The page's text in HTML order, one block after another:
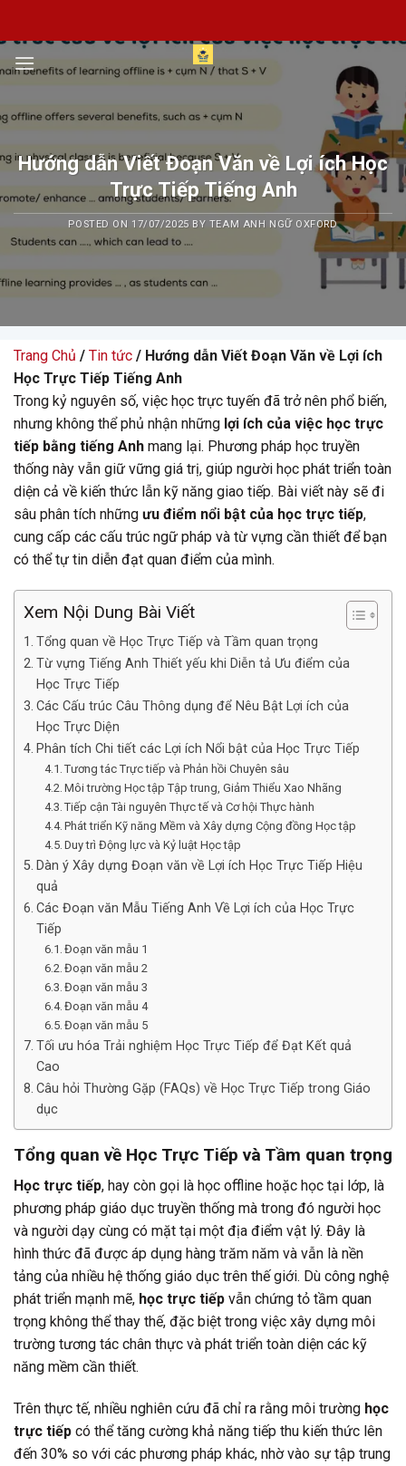
content
Hướng dẫn Viết Đoạn Văn về Lợi ích Học
Trực Tiếp Tiếng Anh
POSTED ON 17/07/2025 BY TEAM ANH NGỮ OXFORD
Trang Chủ / Tin tức / Hướng dẫn Viết Đoạn Văn về Lợi ích
Học Trực Tiếp Tiếng Anh
Trong kỷ nguyên số, việc học trực tuyến đã trở nên phổ biến,
nhưng không thể phủ nhận những lợi ích của việc học trực
tiếp bằng tiếng Anh mang lại. Phương pháp học truyền
thống này vẫn giữ vững giá trị, giúp người học phát triển toàn
diện cả về kiến thức lẫn kỹ năng giao tiếp. Bài viết này sẽ đi
sâu phân tích những ưu điểm nổi bật của học trực tiếp,
cung cấp các cấu trúc ngữ pháp và từ vựng cần thiết để bạn
có thể tự tin diễn đạt quan điểm của mình.
Xem Nội Dung Bài Viết
Tổng quan về Học Trực Tiếp và Tầm quan trọng
Từ vựng Tiếng Anh Thiết yếu khi Diễn tả Ưu điểm của
Học Trực Tiếp
Các Cấu trúc Câu Thông dụng để Nêu Bật Lợi ích của
Học Trực Diện
Phân tích Chi tiết các Lợi ích Nổi bật của Học Trực Tiếp
Tương tác Trực tiếp và Phản hồi Chuyên sâu
Môi trường Học tập Tập trung, Giảm Thiểu Xao Nhãng
Tiếp cận Tài nguyên Thực tế và Cơ hội Thực hành
Phát triển Kỹ năng Mềm và Xây dựng Cộng đồng Học tập
Duy trì Động lực và Kỷ luật Học tập
Dàn ý Xây dựng Đoạn văn về Lợi ích Học Trực Tiếp Hiệu
quả
Các Đoạn văn Mẫu Tiếng Anh Về Lợi ích của Học Trực
Tiếp
Đoạn văn mẫu 1
Đoạn văn mẫu 2
Đoạn văn mẫu 3
Đoạn văn mẫu 4
Đoạn văn mẫu 5
Tối ưu hóa Trải nghiệm Học Trực Tiếp để Đạt Kết quả
Cao
Câu hỏi Thường Gặp (FAQs) về Học Trực Tiếp trong Giáo
dục
Tổng quan về Học Trực Tiếp và Tầm quan trọng
Học trực tiếp, hay còn gọi là học offline hoặc học tại lớp, là
phương pháp giáo dục truyền thống mà trong đó người học
và người dạy cùng có mặt tại một địa điểm vật lý. Đây là
hình thức đã được áp dụng hàng trăm năm và vẫn là nền
tảng của nhiều hệ thống giáo dục trên thế giới. Dù công nghệ
phát triển mạnh mẽ, học trực tiếp vẫn chứng tỏ tầm quan
trọng không thể thay thế, đặc biệt trong việc xây dựng môi
trường tương tác chân thực và phát triển toàn diện các kỹ
năng mềm cần thiết.
Trên thực tế, nhiều nghiên cứu đã chỉ ra rằng môi trường học
trực tiếp có thể tăng cường khả năng tiếp thu kiến thức lên
đến 30% so với các phương pháp khác, nhờ vào sự tập trung